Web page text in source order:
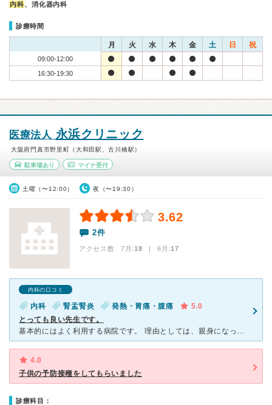
内科、消化器内科
診療時間
月 火 水 木 金 土 日 祝
09:00-12:00
16:30-19:30
医療法人 永浜クリニック
大阪府門真市野里町（大和田駅、古川橋駅）
駐車場あり マイナ受付
土曜（〜12:00） 夜（〜19:30）
3.62
2件
アクセス数 7月:18 | 6月:17
内科の口コミ
内科 腎盂腎炎 発熱・胃痛・腹痛
5.0
とっても良い先生です。
基本的にはよく利用する病院です。 理由としては、親身になって対応してくださるところ、看護師の方々も基本的にはやさしく、お年寄りが多く通っているせいか、話し方もゆっくりです。 むりに注射を進めた
4.0
子供の予防接種をしてもらいました
診療科目：